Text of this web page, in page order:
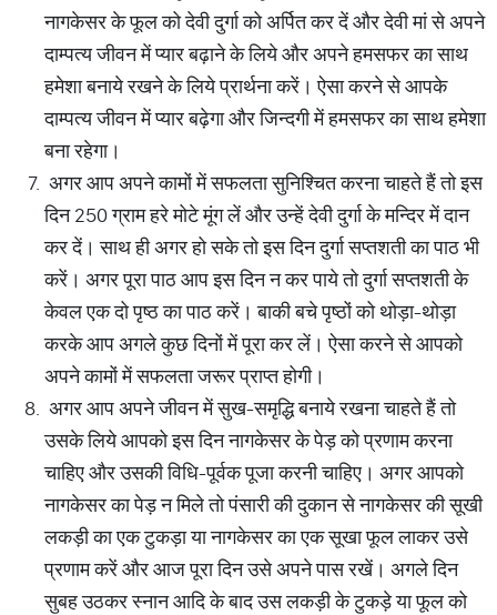
नागकेसर के फूल को देवी दुर्गा को अर्पित कर दें और देवी मां से अपने
दाम्पत्य जीवन में प्यार बढ़ाने के लिये और अपने हमसफर का साथ
हमेशा बनाये रखने के लिये प्रार्थना करें। ऐसा करने से आपके
दाम्पत्य जीवन में प्यार बढ़ेगा और जिन्दगी में हमसफर का साथ हमेशा
बना रहेगा।
अगर आप अपने कामों में सफलता सुनिश्चित करना चाहते हैं तो इस
दिन 250 ग्राम हरे मोटे मूंग लें और उन्हें देवी दुर्गा के मन्दिर में दान
कर दें। साथ ही अगर हो सके तो इस दिन दुर्गा सप्तशती का पाठ भी
करें। अगर पूरा पाठ आप इस दिन न कर पाये तो दुर्गा सप्तशती के
केवल एक दो पृष्ठ का पाठ करें। बाकी बचे पृष्ठों को थोड़ा-थोड़ा
करके आप अगले कुछ दिनों में पूरा कर लें। ऐसा करने से आपको
अपने कामों में सफलता जरूर प्राप्त होगी।
अगर आप अपने जीवन में सुख-समृद्धि बनाये रखना चाहते हैं तो
उसके लिये आपको इस दिन नागकेसर के पेड़ को प्रणाम करना
चाहिए और उसकी विधि-पूर्वक पूजा करनी चाहिए। अगर आपको
नागकेसर का पेड़ न मिले तो पंसारी की दुकान से नागकेसर की सूखी
लकड़ी का एक टुकड़ा या नागकेसर का एक सूखा फूल लाकर उसे
प्रणाम करें और आज पूरा दिन उसे अपने पास रखें। अगले दिन
सुबह उठकर स्नान आदि के बाद उस लकड़ी के टुकड़े या फूल को